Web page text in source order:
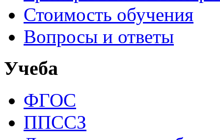
Стоимость обучения
Вопросы и ответы
Учеба
ФГОС
ППССЗ